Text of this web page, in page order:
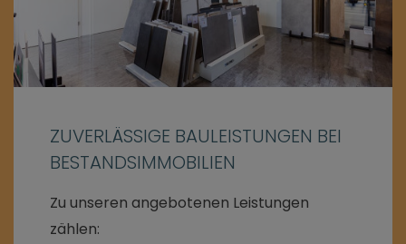
ZUVERLÄSSIGE BAULEISTUNGEN BEI
BESTANDSIMMOBILIEN
Zu unseren angebotenen Leistungen
zählen: